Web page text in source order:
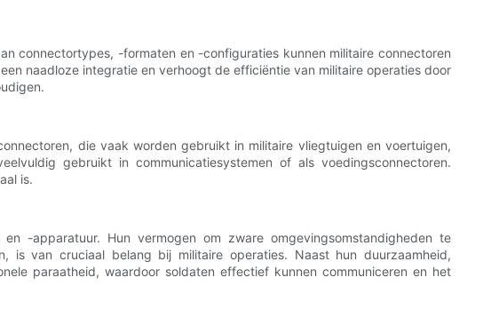
connectortypes, -formaten en -configuraties kunnen militaire connectoren
naadloze integratie en verhoogt de efficiëntie van militaire operaties door
die vaak worden gebruikt in militaire vliegtuigen en voertuigen,
gebruikt in communicatiesystemen of als voedingsconnectoren.
is.
-apparatuur. Hun vermogen om zware omgevingsomstandigheden te
is van cruciaal belang bij militaire operaties. Naast hun duurzaamheid,
paraatheid, waardoor soldaten effectief kunnen communiceren en het